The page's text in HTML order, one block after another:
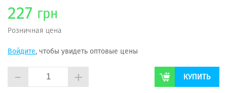
227 грн
Розничная цена
Войдите, чтобы увидеть оптовые цены
- + КУПИТЬ